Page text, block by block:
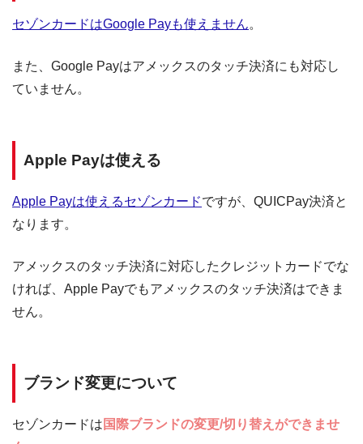
セゾンカードはGoogle Payも使えません。
また、Google Payはアメックスのタッチ決済にも対応し
ていません。
Apple Payは使える
Apple Payは使えるセゾンカードですが、QUICPay決済と
なります。
アメックスのタッチ決済に対応したクレジットカードでな
ければ、Apple Payでもアメックスのタッチ決済はできま
せん。
ブランド変更について
セゾンカードは 国際ブランドの変更/切り替えができませ